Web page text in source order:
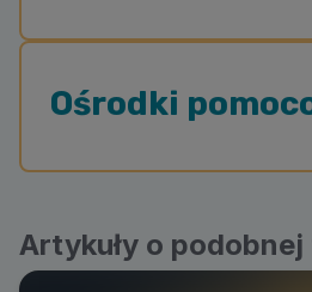
Ośrodki
Artykuły o